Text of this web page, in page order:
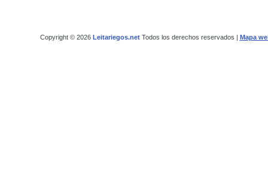
Copyright © 2026 Leitariegos.netTodos los derechos reservados | Mapa